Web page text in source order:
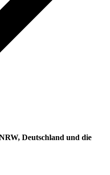
Deutschland und die